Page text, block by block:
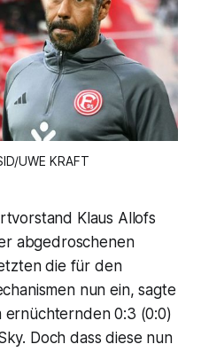
UWE KRAFT
Klaus Allofs
abgedroschenen
die für den
nun ein, sagte
0:3 (0:0)
Doch dass diese nun